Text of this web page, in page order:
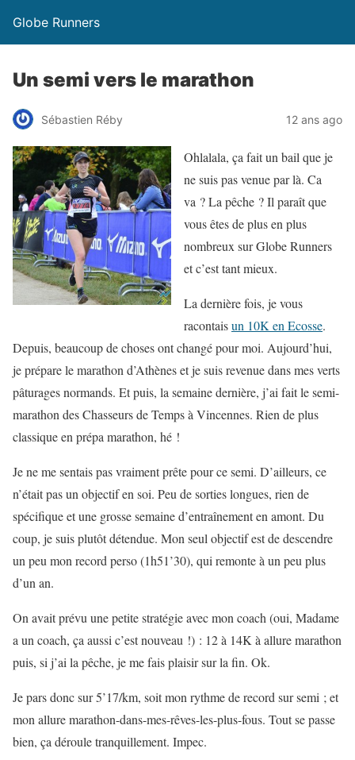
Globe Runners
Un semi vers le marathon
Sébastien Réby 12 ans ago
Ohlalala, ça fait un bail que je
ne suis pas venue par là. Ca
va ? La pêche ? Il paraît que
vous êtes de plus en plus
nombreux sur Globe Runners
et c’est tant mieux.
La dernière fois, je vous
racontaisun 10K en Ecosse.
Depuis, beaucoup de choses ont changé pour moi. Aujourd’hui,
je prépare le marathon d’Athènes et je suis revenue dans mes verts
pâturages normands. Et puis, la semaine dernière, j’ai fait le semi-
marathon des Chasseurs de Temps à Vincennes. Rien de plus
classique en prépa marathon, hé !
Je ne me sentais pas vraiment prête pour ce semi. D’ailleurs, ce
n’était pas un objectif en soi. Peu de sorties longues, rien de
spécifique et une grosse semaine d’entraînement en amont. Du
coup, je suis plutôt détendue. Mon seul objectif est de descendre
un peu mon record perso (1h51’30), qui remonte à un peu plus
d’un an.
On avait prévu une petite stratégie avec mon coach (oui, Madame
a un coach, ça aussi c’est nouveau !) : 12 à 14K à allure marathon
puis, si j’ai la pêche, je me fais plaisir sur la fin. Ok.
Je pars donc sur 5’17/km, soit mon rythme de record sur semi ; et
mon allure marathon-dans-mes-rêves-les-plus-fous. Tout se passe
bien, ça déroule tranquillement. Impec.